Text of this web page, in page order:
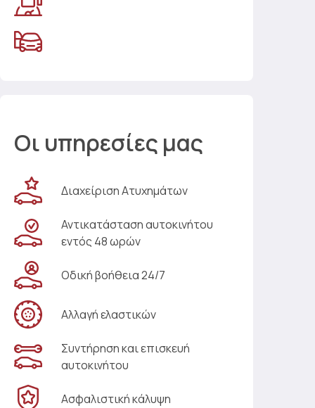
Οι υπηρεσίες μας
Διαχείριση Ατυχημάτων
Αντικατάσταση αυτοκινήτου
εντός 48 ωρών
Οδική βοήθεια 24/7
Αλλαγή ελαστικών
Συντήρηση και επισκευή
αυτοκινήτου
Ασφαλιστική κάλυψη